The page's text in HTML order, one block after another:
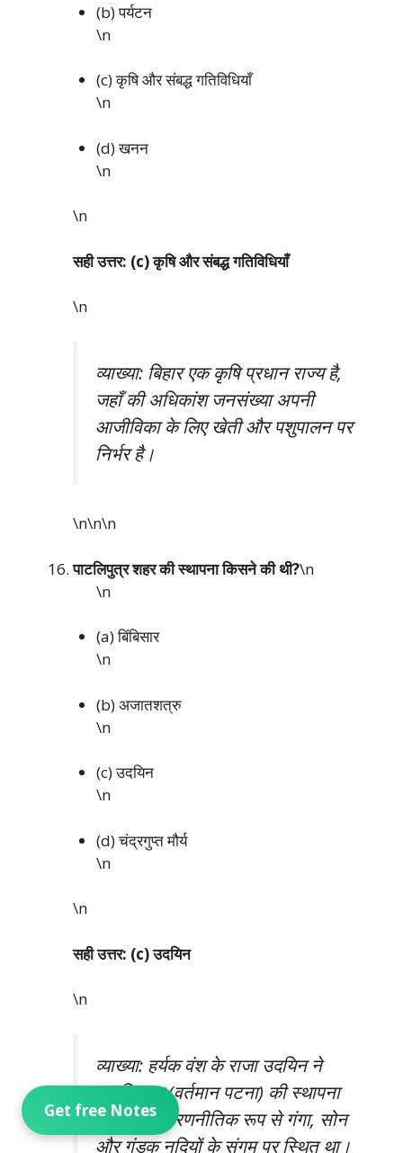
Get free Notes
(b) पर्यटन
\n
(c) कृषि और संबद्ध गतिविधियाँ
\n
(d) खनन
\n
\n
सही उत्तर: (c) कृषि और संबद्ध गतिविधियाँ
\n
व्याख्या: बिहार एक कृषि प्रधान राज्य है,
जहाँ की अधिकांश जनसंख्या अपनी
आजीविका के लिए खेती और पशुपालन पर
निर्भर है।
\n\n\n
पाटलिपुत्र शहर की स्थापना किसने की थी?\n
\n
(a) बिंबिसार
\n
(b) अजातशत्रु
\n
(c) उदयिन
\n
(d) चंद्रगुप्त मौर्य
\n
\n
सही उत्तर: (c) उदयिन
\n
व्याख्या: हर्यक वंश के राजा उदयिन ने
पाटलिपुत्र (वर्तमान पटना) की स्थापना
की थी। यह रणनीतिक रूप से गंगा, सोन
और गंडक नदियों के संगम पर स्थित था।